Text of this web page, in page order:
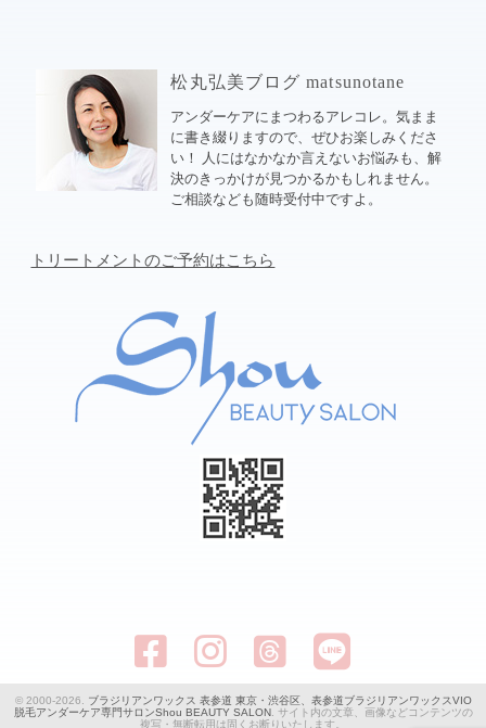
松丸弘美ブログ matsunotane
アンダーケアにまつわるアレコレ。気まま
に書き綴りますので、ぜひお楽しみくださ
い！ 人にはなかなか言えないお悩みも、解
決のきっかけが見つかるかもしれません。
ご相談なども随時受付中ですよ。
トリートメントのご予約はこちら
© 2000-2026.
ブラジリアンワックス 表参道 東京・渋谷区、表参道ブラジリアンワックスVIO
脱毛アンダーケア専門サロンShou BEAUTY SALON. サイト内の文章、画像などコンテンツの
複写・無断転用は固くお断りいたします。